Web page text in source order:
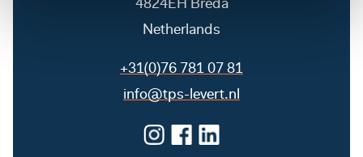
4824EH Breda
Netherlands
+31(0)76 781 07 81
info@tps-levert.nl